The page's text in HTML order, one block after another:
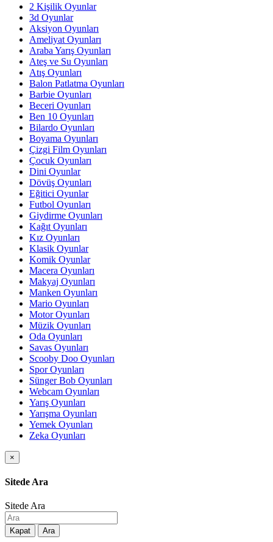
2 Kişilik Oyunlar
3d Oyunlar
Aksiyon Oyunları
Ameliyat Oyunları
Araba Yarış Oyunları
Ateş ve Su Oyunları
Atış Oyunları
Balon Patlatma Oyunları
Barbie Oyunları
Beceri Oyunları
Ben 10 Oyunları
Bilardo Oyunları
Boyama Oyunları
Çizgi Film Oyunları
Çocuk Oyunları
Dini Oyunlar
Dövüş Oyunları
Eğitici Oyunlar
Futbol Oyunları
Giydirme Oyunları
Kağıt Oyunları
Kız Oyunları
Klasik Oyunlar
Komik Oyunlar
Macera Oyunları
Makyaj Oyunları
Manken Oyunları
Mario Oyunları
Motor Oyunları
Müzik Oyunları
Oda Oyunları
Savas Oyunları
Scooby Doo Oyunları
Spor Oyunları
Sünger Bob Oyunları
Webcam Oyunları
Yarış Oyunları
Yarışma Oyunları
Yemek Oyunları
Zeka Oyunları
×
Sitede Ara
Sitede Ara
Kapat Ara